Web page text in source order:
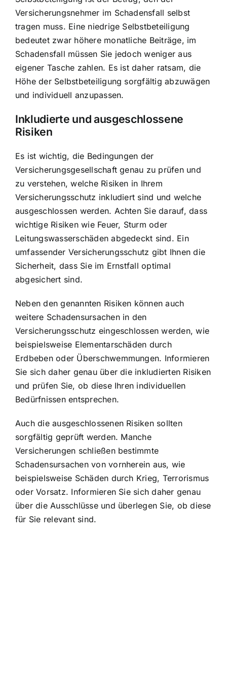
Versicherungsnehmer im Schadensfall selbst
tragen muss. Eine niedrige Selbstbeteiligung
bedeutet zwar höhere monatliche Beiträge, im
Schadensfall müssen Sie jedoch weniger aus
eigener Tasche zahlen. Es ist daher ratsam, die
Höhe der Selbstbeteiligung sorgfältig abzuwägen
und individuell anzupassen.
Inkludierte und ausgeschlossene
Risiken
Es ist wichtig, die Bedingungen der
Versicherungsgesellschaft genau zu prüfen und
zu verstehen, welche Risiken in Ihrem
Versicherungsschutz inkludiert sind und welche
ausgeschlossen werden. Achten Sie darauf, dass
wichtige Risiken wie Feuer, Sturm oder
Leitungswasserschäden abgedeckt sind. Ein
umfassender Versicherungsschutz gibt Ihnen die
Sicherheit, dass Sie im Ernstfall optimal
abgesichert sind.
Neben den genannten Risiken können auch
weitere Schadensursachen in den
Versicherungsschutz eingeschlossen werden, wie
beispielsweise Elementarschäden durch
Erdbeben oder Überschwemmungen. Informieren
Sie sich daher genau über die inkludierten Risiken
und prüfen Sie, ob diese Ihren individuellen
Bedürfnissen entsprechen.
Auch die ausgeschlossenen Risiken sollten
sorgfältig geprüft werden. Manche
Versicherungen schließen bestimmte
Schadensursachen von vornherein aus, wie
beispielsweise Schäden durch Krieg, Terrorismus
oder Vorsatz. Informieren Sie sich daher genau
über die Ausschlüsse und überlegen Sie, ob diese
für Sie relevant sind.